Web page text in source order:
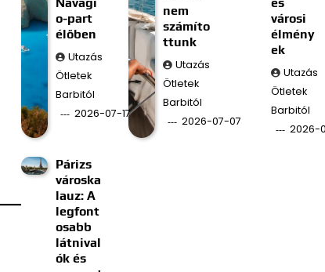
o-part
élőben
Utazás
Ötletek
Barbitól
2026-07-17
nem
számíto
ttunk
Utazás
Ötletek
Barbitól
2026-07-07
városi
élmény
ek
Utazás
Ötletek
Barbitól
2026-
Párizs
városka
lauz: A
legfont
osabb
látnival
ók és